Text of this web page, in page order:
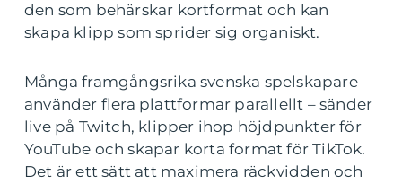
den som behärskar kortformat och kan
skapa klipp som sprider sig organiskt.
Många framgångsrika svenska spelskapare
använder flera plattformar parallellt – sänder
live på Twitch, klipper ihop höjdpunkter för
YouTube och skapar korta format för TikTok.
Det är ett sätt att maximera räckvidden och